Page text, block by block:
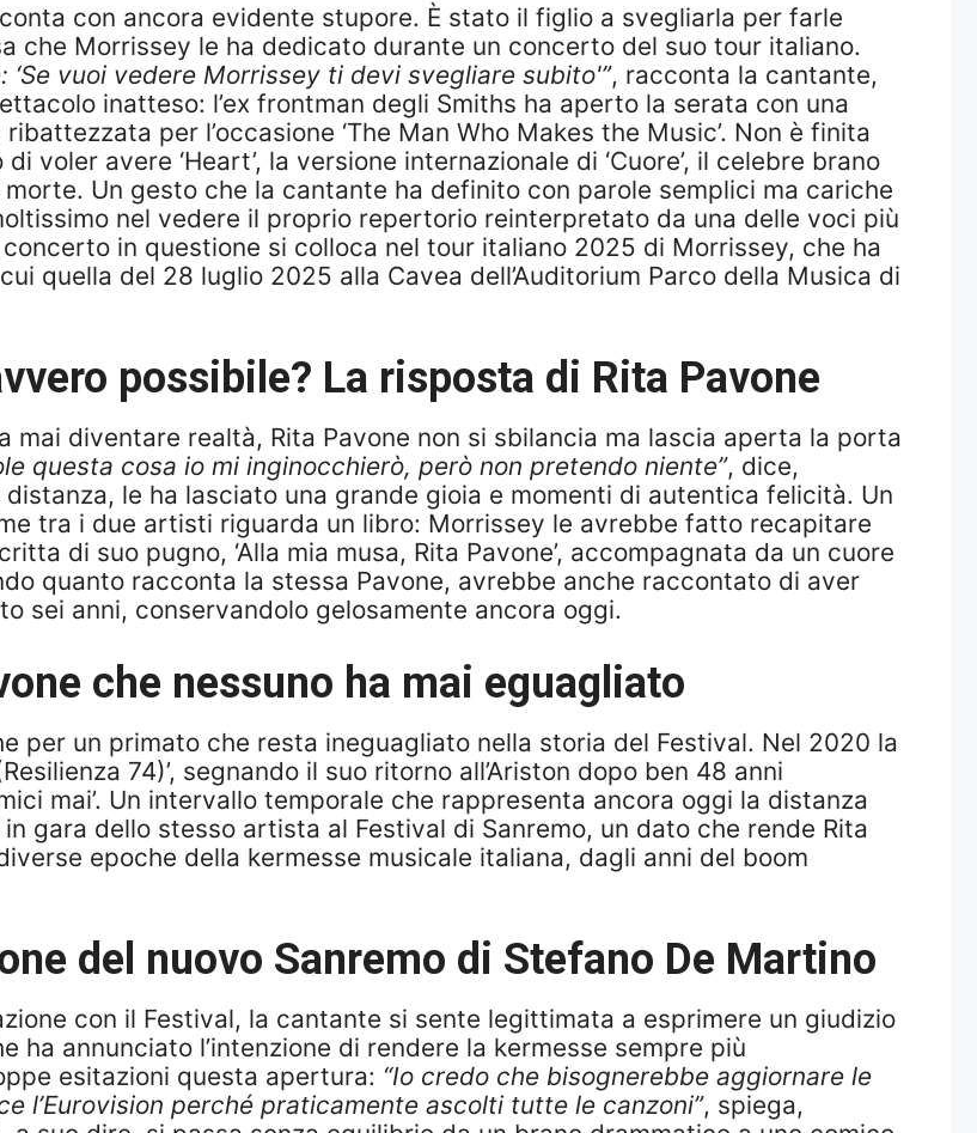
con ancora evidente stupore. È stato il figlio a svegliarla per farle
che Morrissey le ha dedicato durante un concerto del suo tour italiano.
vuoi vedere Morrissey ti devi svegliare subito'”, racconta la cantante,
inatteso: l’ex frontman degli Smiths ha aperto la serata con una
per l’occasione ‘The Man Who Makes the Music’. Non è finita
voler avere ‘Heart’, la versione internazionale di ‘Cuore’, il celebre brano
Un gesto che la cantante ha definito con parole semplici ma cariche
nel vedere il proprio repertorio reinterpretato da una delle voci più
in questione si colloca nel tour italiano 2025 di Morrissey, che ha
quella del 28 luglio 2025 alla Cavea dell’Auditorium Parco della Musica di
possibile? La risposta di Rita Pavone
mai diventare realtà, Rita Pavone non si sbilancia ma lascia aperta la porta
questa cosa io mi inginocchierò, però non pretendo niente”, dice,
le ha lasciato una grande gioia e momenti di autentica felicità. Un
tra i due artisti riguarda un libro: Morrissey le avrebbe fatto recapitare
di suo pugno, ‘Alla mia musa, Rita Pavone’, accompagnata da un cuore
quanto racconta la stessa Pavone, avrebbe anche raccontato di aver
sei anni, conservandolo gelosamente ancora oggi.
che nessuno ha mai eguagliato
per un primato che resta ineguagliato nella storia del Festival. Nel 2020 la
74)’, segnando il suo ritorno all’Ariston dopo ben 48 anni
mai’. Un intervallo temporale che rappresenta ancora oggi la distanza
gara dello stesso artista al Festival di Sanremo, un dato che rende Rita
epoche della kermesse musicale italiana, dagli anni del boom
del nuovo Sanremo di Stefano De Martino
con il Festival, la cantante si sente legittimata a esprimere un giudizio
annunciato l’intenzione di rendere la kermesse sempre più
esitazioni questa apertura: “Io credo che bisognerebbe aggiornare le
l’Eurovision perché praticamente ascolti tutte le canzoni”, spiega,